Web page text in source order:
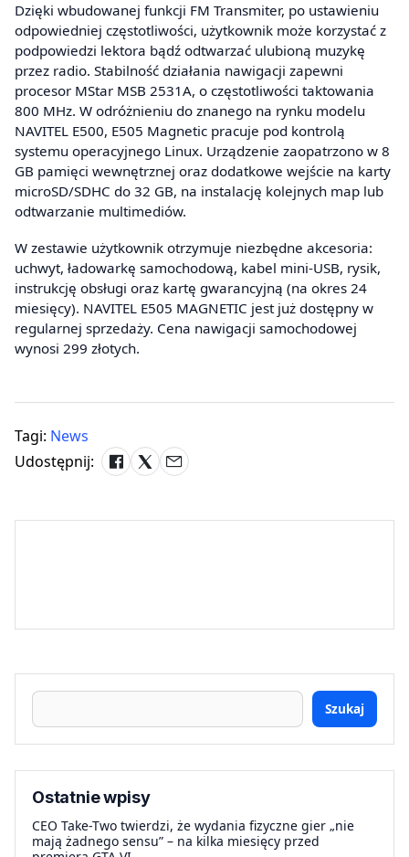
Dzięki wbudowanej funkcji FM Transmiter, po ustawieniu
odpowiedniej częstotliwości, użytkownik może korzystać z
podpowiedzi lektora bądź odtwarzać ulubioną muzykę
przez radio. Stabilność działania nawigacji zapewni
procesor MStar MSB 2531A, o częstotliwości taktowania
800 MHz. W odróżnieniu do znanego na rynku modelu
NAVITEL E500, E505 Magnetic pracuje pod kontrolą
systemu operacyjnego Linux. Urządzenie zaopatrzono w 8
GB pamięci wewnętrznej oraz dodatkowe wejście na karty
microSD/SDHC do 32 GB, na instalację kolejnych map lub
odtwarzanie multimediów.
W zestawie użytkownik otrzymuje niezbędne akcesoria:
uchwyt, ładowarkę samochodową, kabel mini-USB, rysik,
instrukcję obsługi oraz kartę gwarancyjną (na okres 24
miesięcy). NAVITEL E505 MAGNETIC jest już dostępny w
regularnej sprzedaży. Cena nawigacji samochodowej
wynosi 299 złotych.
Tagi: News
Udostępnij:
Szukaj
Ostatnie wpisy
CEO Take-Two twierdzi, że wydania fizyczne gier „nie
mają żadnego sensu” – na kilka miesięcy przed